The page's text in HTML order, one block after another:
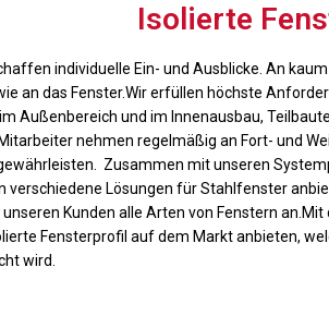
Isolierte
individuelle Ein- und Ausblicke. An
an das Fenster.Wir erfüllen höchste
Außenbereich und im Innenausbau,
nehmen regelmäßig an Fort- und
Zusammen mit unseren
verschiedene Lösungen für Stahlfenster
Kunden alle Arten von Fenstern an.Mit
Fensterprofil auf dem Markt anbieten,
wird.